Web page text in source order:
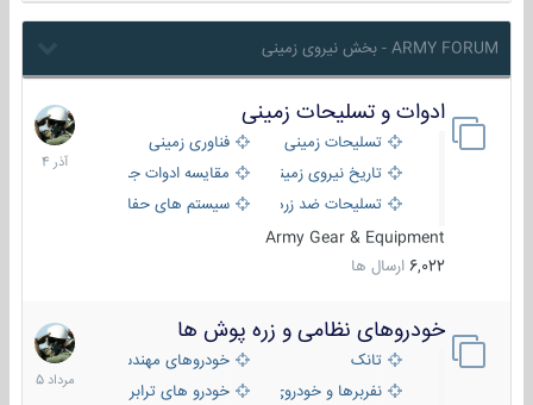
ARMY FORUM - بخش نیروی زمینی
ادوات و تسلیحات زمینی
تسلیحات زمینی
فناوری زمینی
تاریخ نیروی زمینی
مقایسه ادوات جنگی
تسلیحات ضد زره
سیستم های حفاظت فعال
Army Gear & Equipment
6,022 ارسال ها
21
آذر
1404
خودروهای نظامی و زره پوش ها
تانک
خودروهای مهندسی
نفربرها و خودروی های رزمی پیاده نظام
خودرو های ترابری نظامی
2
مرداد
1405